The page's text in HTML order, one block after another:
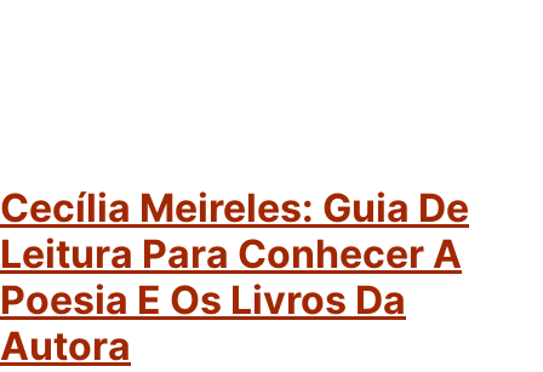
Cecília Meireles: Guia De
Leitura Para Conhecer A
Poesia E Os Livros Da
Autora